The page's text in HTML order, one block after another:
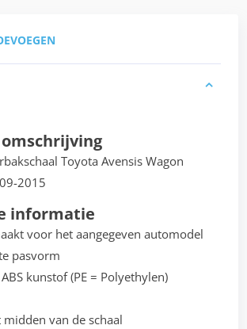
Toyota Avensis Wagon
2015
informatie
voor het aangegeven automodel
pasvorm
kunstof (PE = Polyethylen)
van de schaal